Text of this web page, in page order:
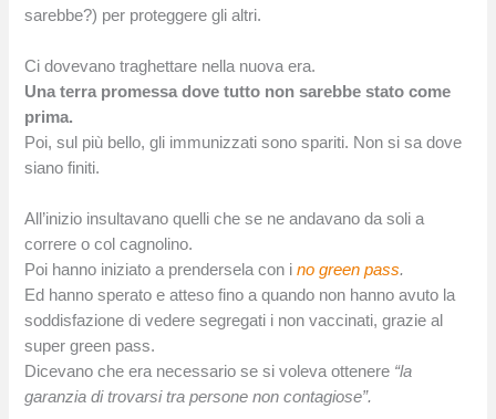
sarebbe?) per proteggere gli altri.
Ci dovevano traghettare nella nuova era.
Una terra promessa dove tutto non sarebbe stato come
prima.
Poi, sul più bello, gli immunizzati sono spariti. Non si sa dove
siano finiti.
All’inizio insultavano quelli che se ne andavano da soli a
correre o col cagnolino.
Poi hanno iniziato a prendersela con ino green pass.
Ed hanno sperato e atteso fino a quando non hanno avuto la
soddisfazione di vedere segregati i non vaccinati, grazie al
super green pass.
Dicevano che era necessario se si voleva ottenere “la
garanzia di trovarsi tra persone non contagiose”.